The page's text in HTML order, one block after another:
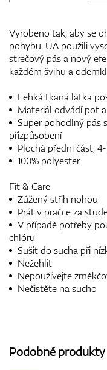
Vyrobeno tak, aby se
pohybu. UA použili
strečový pás a nový
každém švihu a
Lehká tkaná látka
Materiál odvádí pot
Super pohodlný pás
přizpůsobení
Plochá přední část,
100% polyester
Fit & Care
Zúžený střih nohou
Prát v pračce za
V případě potřeby
chlóru
Sušit do sucha při
Nežehlit
Nepoužívejte
Nečistěte na sucho
Podobné produkty